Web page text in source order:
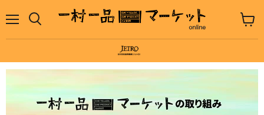
ニ
カ
ー
見
る